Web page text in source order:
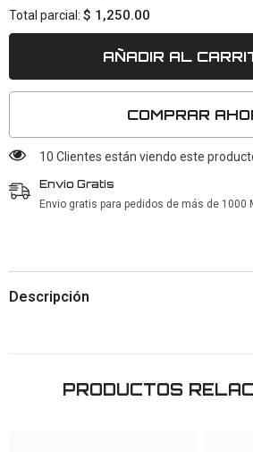
Grip
para
Grip
Total parcial: $ 1,250.00
AÑADIR AL
COMPRAR
10 Clientes están viendo este
Envio Gratis
Envio gratis para pedidos de más de 1000
Descripción
PRODUCTOS